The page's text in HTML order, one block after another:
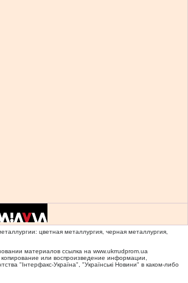
цветная металлургия, черная металлургия,
материалов ссылка на www.ukrrudprom.ua
или воспроизведение информации,
"Iнтерфакс-Україна", "Українськi Новини" в каком-либо